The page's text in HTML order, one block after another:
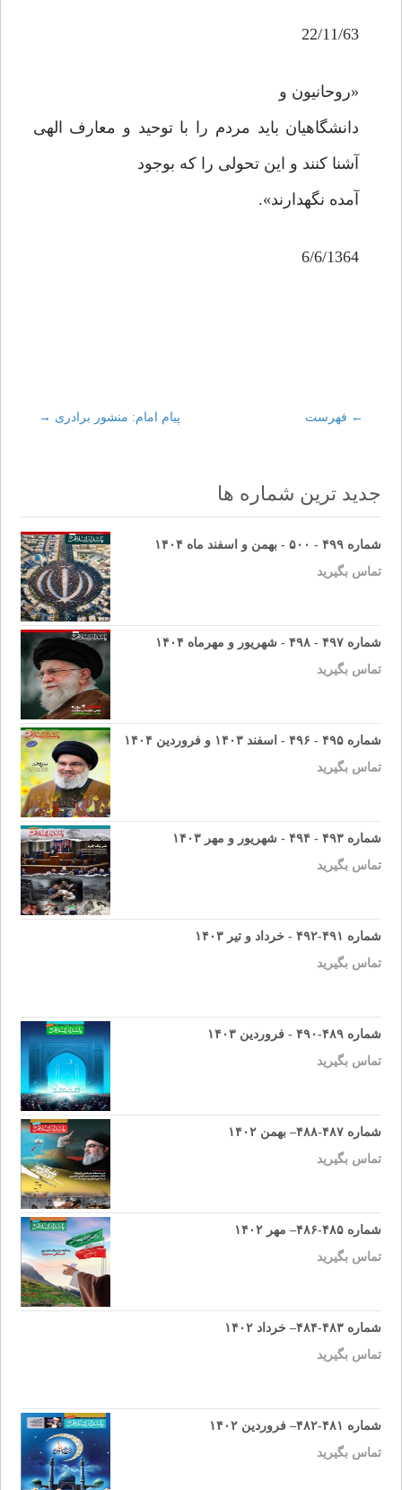
22/11/63
«روحانیون و
دانشگاهیان باید مردم را با توحید و معارف الهی
آشنا کنند و این تحولی را که بوجود
آمده نگهدارند».
6/6/1364
Post
navigation
← فهرست پیام امام: منشور برادری →
جدید ترین شماره ها
شماره ۴۹۹ - ۵۰۰ - بهمن و اسفند ماه ۱۴۰۴
تماس بگیرید
شماره ۴۹۷ - ۴۹۸ - شهریور و مهرماه ۱۴۰۴
تماس بگیرید
شماره ۴۹۵ - ۴۹۶ - اسفند ۱۴۰۳ و فروردین ۱۴۰۴
تماس بگیرید
شماره ۴۹۳ - ۴۹۴ - شهریور و مهر ۱۴۰۳
تماس بگیرید
شماره ۴۹۱-۴۹۲ - خرداد و تیر ۱۴۰۳
تماس بگیرید
شماره ۴۸۹-۴۹۰ - فروردین ۱۴۰۳
تماس بگیرید
شماره ۴۸۷-۴۸۸– بهمن ۱۴۰۲
تماس بگیرید
شماره ۴۸۵-۴۸۶– مهر ۱۴۰۲
تماس بگیرید
شماره ۴۸۳-۴۸۴– خرداد ۱۴۰۲
تماس بگیرید
شماره ۴۸۱-۴۸۲– فروردین ۱۴۰۲
تماس بگیرید